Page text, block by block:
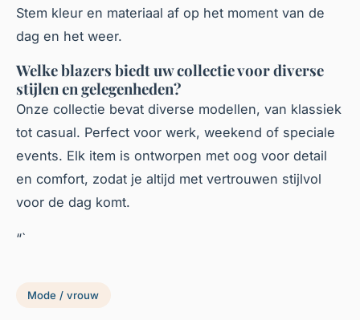
Stem kleur en materiaal af op het moment van de
dag en het weer.
Welke blazers biedt uw collectie voor diverse
stijlen en gelegenheden?
Onze collectie bevat diverse modellen, van klassiek
tot casual. Perfect voor werk, weekend of speciale
events. Elk item is ontworpen met oog voor detail
en comfort, zodat je altijd met vertrouwen stijlvol
voor de dag komt.
“`
Mode / vrouw